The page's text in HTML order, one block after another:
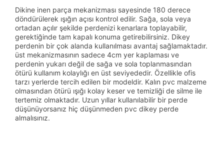
Dikine inen parça mekanizması sayesinde 180 derece
döndürülerek ışığın açısı kontrol edilir. Sağa, sola veya
ortadan açılır şekilde perdenizi kenarlara toplayabilir,
gerektiğinde tam kapalı konuma getirebilirsiniz. Dikey
perdenin bir çok alanda kullanılması avantaj sağlamaktadır.
üst mekanizmasının sadece 4cm yer kaplaması ve
perdenin yukarı değil de sağa ve sola toplanmasından
ötürü kullanım kolaylığı en üst seviyededir. Özellikle ofis
tarzı yerlerde tercih edilen bir modeldir. Kalın pvc malzeme
olmasından ötürü ışığı kolay keser ve temizliği de silme ile
tertemiz olmaktadır. Uzun yıllar kullanılabilir bir perde
düşünüyorsanız hiç düşünmeden pvc dikey perde
almalısınız.